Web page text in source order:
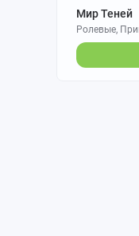
Мир Теней
Ролевые,